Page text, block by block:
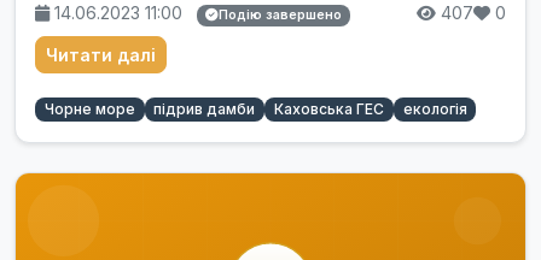
14.06.2023 11:00 Подію завершено 407 0
Читати далі
Чорне море підрив дамби Каховська ГЕС екологія